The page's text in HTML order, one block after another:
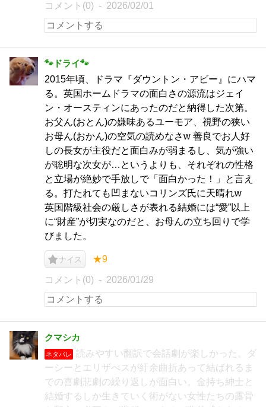
コメント(0) 2026/02/01
🐾ドライ🐾
2015年頃、ドラマ『ダウントン・アビー』にハマ
る。英国ホームドラマの面白さの源流はジェイ
ン・オースティンにあったのだと納得した次第。
お父ん(おとん)の嫌味あるユーモア、視野の狭い
お母ん(おかん)の空気の読めなさw 善良でお人好
しの長女が主役だと面白みが弱まるし、気が強い
が聡明な次女が…というよりも、それぞれの性格
と立場が絶妙で手放しで「面白かった！」と言え
る。打たれても凹まないコリンズ氏に天晴れw
英国階級社会の厳しさが表れる結婚には“愛”以上
に“財産”が切実なのだと、お母んの立ち回りで学
びました。
ナイス ★9
コメント(0) 2026/01/29
クマシカ
ネタバレ
読みやすい翻訳で会話劇が楽しかった。ダ
ーシーとエリザべスが紆余曲折あって結ばれるま
での喜劇悲劇の繰り返しが面白い。金持ち紳士と
結婚するしか生きていく術がない女性たちの露骨